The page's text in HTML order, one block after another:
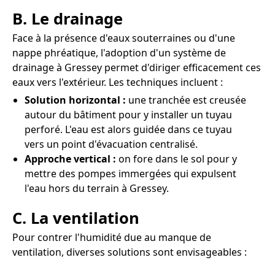
B. Le drainage
Face à la présence d'eaux souterraines ou d'une
nappe phréatique, l'adoption d'un système de
drainage à Gressey permet d'diriger efficacement ces
eaux vers l'extérieur. Les techniques incluent :
Solution horizontal : une tranchée est creusée
autour du bâtiment pour y installer un tuyau
perforé. L'eau est alors guidée dans ce tuyau
vers un point d'évacuation centralisé.
Approche vertical : on fore dans le sol pour y
mettre des pompes immergées qui expulsent
l'eau hors du terrain à Gressey.
C. La ventilation
Pour contrer l'humidité due au manque de
ventilation, diverses solutions sont envisageables :